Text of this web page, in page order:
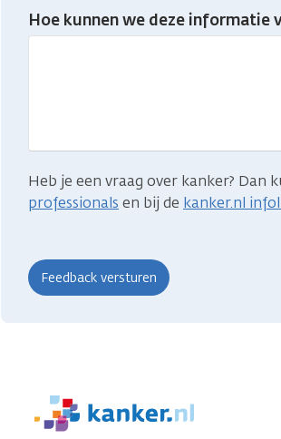
Heb
je
Hoe kunnen we deze informatie
Heb je een vraag over kanker? Dan
professionals en bij de kanker.nl
We